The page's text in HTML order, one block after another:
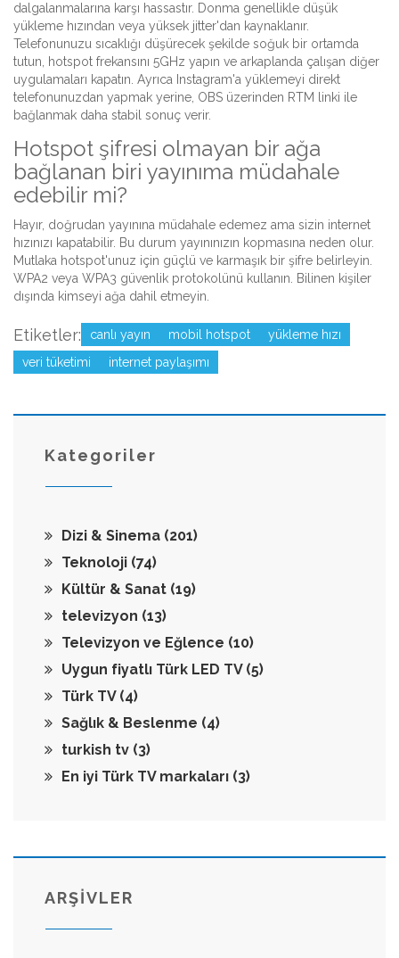
dalgalanmalarına karşı hassastır. Donma genellikle düşük
yükleme hızından veya yüksek jitter'dan kaynaklanır.
Telefonunuzu sıcaklığı düşürecek şekilde soğuk bir ortamda
tutun, hotspot frekansını 5GHz yapın ve arkaplanda çalışan diğer
uygulamaları kapatın. Ayrıca Instagram'a yüklemeyi direkt
telefonunuzdan yapmak yerine, OBS üzerinden RTM linki ile
bağlanmak daha stabil sonuç verir.
Hotspot şifresi olmayan bir ağa
bağlanan biri yayınıma müdahale
edebilir mi?
Hayır, doğrudan yayınına müdahale edemez ama sizin internet
hızınızı kapatabilir. Bu durum yayınınızın kopmasına neden olur.
Mutlaka hotspot'unuz için güçlü ve karmaşık bir şifre belirleyin.
WPA2 veya WPA3 güvenlik protokolünü kullanın. Bilinen kişiler
dışında kimseyi ağa dahil etmeyin.
Etiketler: canlı yayın mobil hotspot
yükleme hızı
veri tüketimi
internet paylaşımı
Kategoriler
Dizi & Sinema (201)
Teknoloji (74)
Kültür & Sanat (19)
televizyon (13)
Televizyon ve Eğlence (10)
Uygun fiyatlı Türk LED TV (5)
Türk TV (4)
Sağlık & Beslenme (4)
turkish tv (3)
En iyi Türk TV markaları (3)
ARŞİVLER